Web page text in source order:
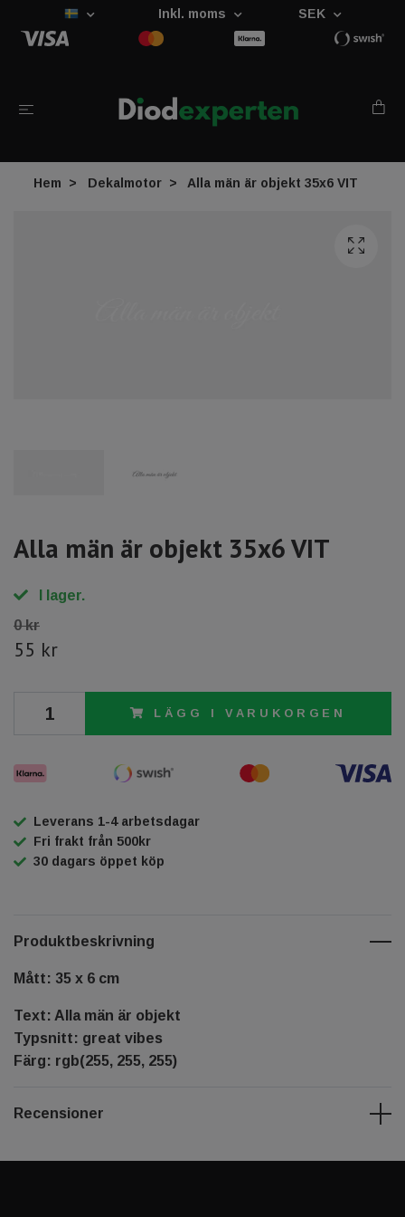
Inkl. moms SEK
Hem Dekalmotor Alla män är objekt 35x6 VIT
Alla män är objekt 35x6 VIT
I lager.
0 kr
55 kr
LÄGG I VARUKORGEN
Leverans 1-4 arbetsdagar
Fri frakt från 500kr
30 dagars öppet köp
Produktbeskrivning
Mått: 35 x 6 cm
Text: Alla män är objekt
Typsnitt: great vibes
Färg: rgb(255, 255, 255)
Recensioner